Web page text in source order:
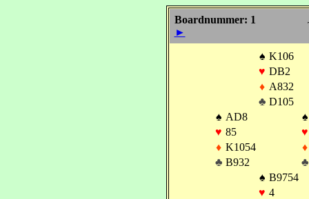
Boardnummer: 1
►
♠ K106
♥ DB2
♦ A832
♣ D105
♠ AD8
♠
♥ 85
♥
♦ K1054
♦
♣ B932
♣
♠ B9754
♥ 4